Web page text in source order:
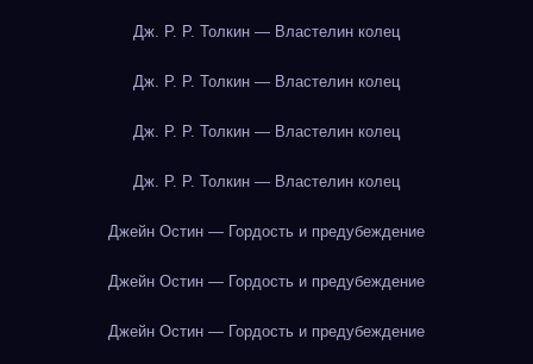
Дж. Р. Р. Толкин — Властелин колец
Дж. Р. Р. Толкин — Властелин колец
Дж. Р. Р. Толкин — Властелин колец
Дж. Р. Р. Толкин — Властелин колец
Джейн Остин — Гордость и предубеждение
Джейн Остин — Гордость и предубеждение
Джейн Остин — Гордость и предубеждение